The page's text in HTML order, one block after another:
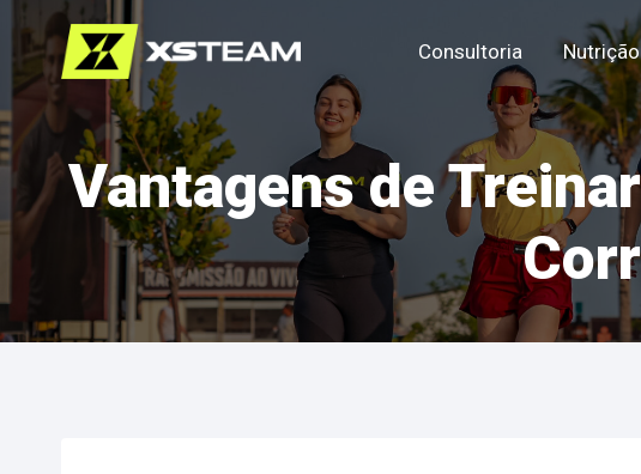
o
Conteúdo
Consultoria Nutrição
Vantagens de